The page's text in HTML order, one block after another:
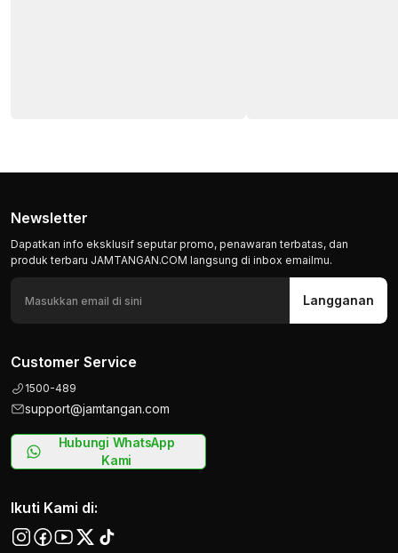
Newsletter
Dapatkan info eksklusif seputar promo, penawaran terbatas, dan
produk terbaru JAMTANGAN.COM langsung di inbox emailmu.
Langganan
Customer Service
1500-489
support@jamtangan.com
Hubungi WhatsApp
Kami
Ikuti Kami di: